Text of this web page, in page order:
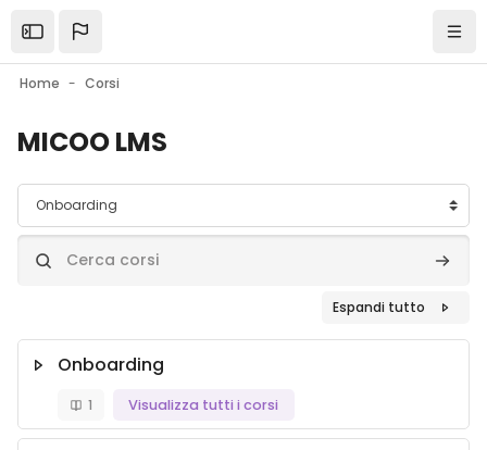
Home Corsi
MICOO LMS
Categorie di corso
Cerca corsi Cerca
Espandi tutto
Onboarding
1 Visualizza tutti i corsi